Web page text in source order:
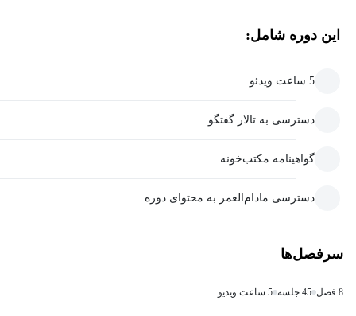
این دوره شامل:
5 ساعت ویدئو
دسترسی به تالار گفتگو
گواهینامه مکتب‌خونه
دسترسی مادام‌العمر به محتوای دوره
سرفصل‌ها
8 فصل 45 جلسه 5 ساعت ویدیو